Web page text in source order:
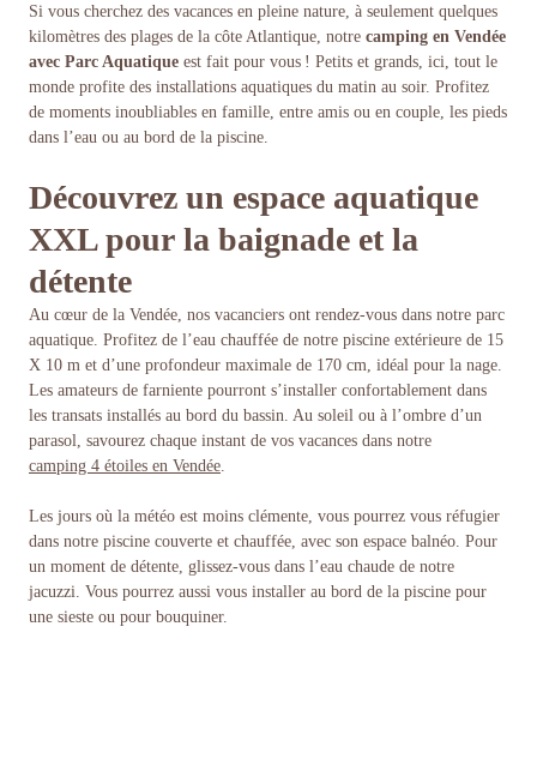
Si vous cherchez des vacances en pleine nature, à seulement quelques
kilomètres des plages de la côte Atlantique, notre camping en Vendée
avec Parc Aquatique est fait pour vous ! Petits et grands, ici, tout le
monde profite des installations aquatiques du matin au soir. Profitez
de moments inoubliables en famille, entre amis ou en couple, les pieds
dans l’eau ou au bord de la piscine.
Découvrez un espace aquatique
XXL pour la baignade et la
détente
Au cœur de la Vendée, nos vacanciers ont rendez-vous dans notre parc
aquatique. Profitez de l’eau chauffée de notre piscine extérieure de 15
X 10 m et d’une profondeur maximale de 170 cm, idéal pour la nage.
Les amateurs de farniente pourront s’installer confortablement dans
les transats installés au bord du bassin. Au soleil ou à l’ombre d’un
parasol, savourez chaque instant de vos vacances dans notre
camping 4 étoiles en Vendée
Les jours où la météo est moins clémente, vous pourrez vous réfugier
dans notre piscine couverte et chauffée, avec son espace balnéo. Pour
un moment de détente, glissez-vous dans l’eau chaude de notre
jacuzzi. Vous pourrez aussi vous installer au bord de la piscine pour
une sieste ou pour bouquiner.